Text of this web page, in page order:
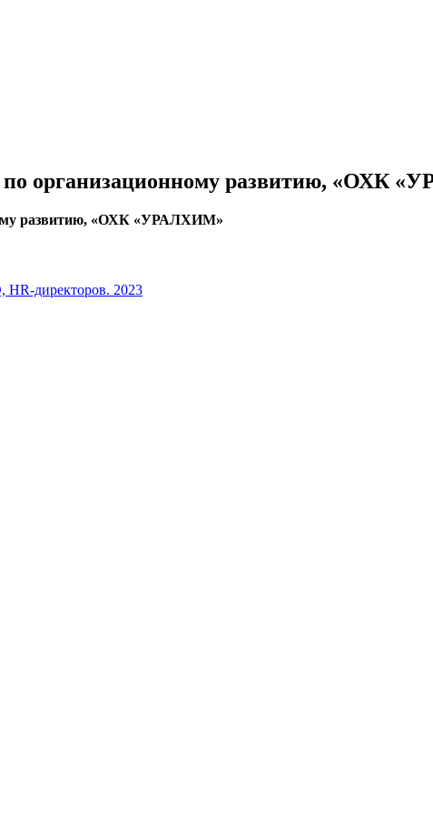
по организационному развитию, «ОХК
развитию, «ОХК «УРАЛХИМ»
HR-директоров. 2023